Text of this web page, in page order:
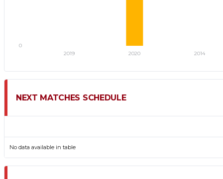
NEXT MATCHES SCHEDULE
No data available in table